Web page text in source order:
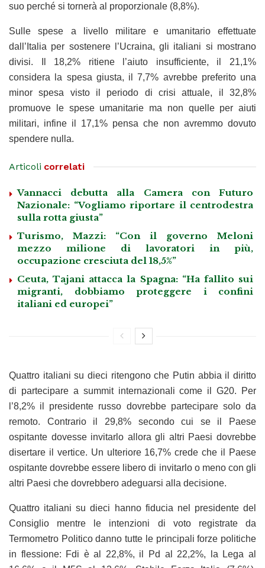
suo perché si tornerà al proporzionale (8,8%).
Sulle spese a livello militare e umanitario effettuate
dall’Italia per sostenere l’Ucraina, gli italiani si mostrano
divisi. Il 18,2% ritiene l’aiuto insufficiente, il 21,1%
considera la spesa giusta, il 7,7% avrebbe preferito una
minor spesa visto il periodo di crisi attuale, il 32,8%
promuove le spese umanitarie ma non quelle per aiuti
militari, infine il 17,1% pensa che non avremmo dovuto
spendere nulla.
Articoli correlati
Vannacci debutta alla Camera con Futuro
Nazionale: “Vogliamo riportare il centrodestra
sulla rotta giusta”
Turismo, Mazzi: “Con il governo Meloni
mezzo milione di lavoratori in più,
occupazione cresciuta del 18,5%”
Ceuta, Tajani attacca la Spagna: “Ha fallito sui
migranti, dobbiamo proteggere i confini
italiani ed europei”
Quattro italiani su dieci ritengono che Putin abbia il diritto
di partecipare a summit internazionali come il G20. Per
l’8,2% il presidente russo dovrebbe partecipare solo da
remoto. Contrario il 29,8% secondo cui se il Paese
ospitante dovesse invitarlo allora gli altri Paesi dovrebbe
disertare il vertice. Un ulteriore 16,7% crede che il Paese
ospitante dovrebbe essere libero di invitarlo o meno con gli
altri Paesi che dovrebbero adeguarsi alla decisione.
Quattro italiani su dieci hanno fiducia nel presidente del
Consiglio mentre le intenzioni di voto registrate da
Termometro Politico danno tutte le principali forze politiche
in flessione: Fdi è al 22,8%, il Pd al 22,2%, la Lega al